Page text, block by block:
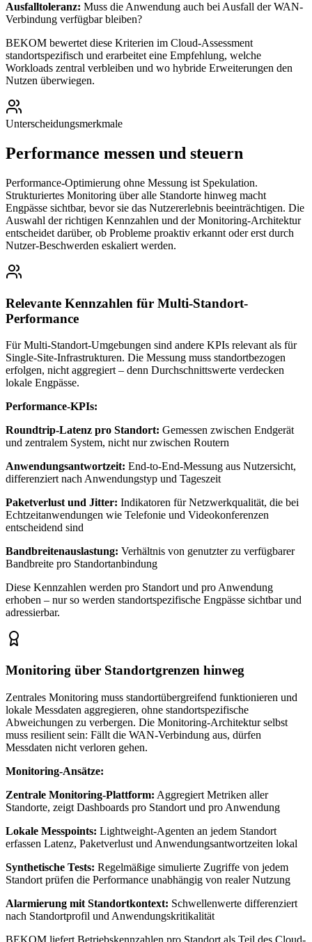
Ausfalltoleranz: Muss die Anwendung auch bei Ausfall der WAN-
Verbindung verfügbar bleiben?
BEKOM bewertet diese Kriterien im Cloud-Assessment
standortspezifisch und erarbeitet eine Empfehlung, welche
Workloads zentral verbleiben und wo hybride Erweiterungen den
Nutzen überwiegen.
Unterscheidungsmerkmale
Performance messen und steuern
Performance-Optimierung ohne Messung ist Spekulation.
Strukturiertes Monitoring über alle Standorte hinweg macht
Engpässe sichtbar, bevor sie das Nutzererlebnis beeinträchtigen. Die
Auswahl der richtigen Kennzahlen und der Monitoring-Architektur
entscheidet darüber, ob Probleme proaktiv erkannt oder erst durch
Nutzer-Beschwerden eskaliert werden.
Relevante Kennzahlen für Multi-Standort-
Performance
Für Multi-Standort-Umgebungen sind andere KPIs relevant als für
Single-Site-Infrastrukturen. Die Messung muss standortbezogen
erfolgen, nicht aggregiert – denn Durchschnittswerte verdecken
lokale Engpässe.
Performance-KPIs:
Roundtrip-Latenz pro Standort: Gemessen zwischen Endgerät
und zentralem System, nicht nur zwischen Routern
Anwendungsantwortzeit: End-to-End-Messung aus Nutzersicht,
differenziert nach Anwendungstyp und Tageszeit
Paketverlust und Jitter: Indikatoren für Netzwerkqualität, die bei
Echtzeitanwendungen wie Telefonie und Videokonferenzen
entscheidend sind
Bandbreitenauslastung: Verhältnis von genutzter zu verfügbarer
Bandbreite pro Standortanbindung
Diese Kennzahlen werden pro Standort und pro Anwendung
erhoben – nur so werden standortspezifische Engpässe sichtbar und
adressierbar.
Monitoring über Standortgrenzen hinweg
Zentrales Monitoring muss standortübergreifend funktionieren und
lokale Messdaten aggregieren, ohne standortspezifische
Abweichungen zu verbergen. Die Monitoring-Architektur selbst
muss resilient sein: Fällt die WAN-Verbindung aus, dürfen
Messdaten nicht verloren gehen.
Monitoring-Ansätze:
Zentrale Monitoring-Plattform: Aggregiert Metriken aller
Standorte, zeigt Dashboards pro Standort und pro Anwendung
Lokale Messpoints: Lightweight-Agenten an jedem Standort
erfassen Latenz, Paketverlust und Anwendungsantwortzeiten lokal
Synthetische Tests: Regelmäßige simulierte Zugriffe von jedem
Standort prüfen die Performance unabhängig von realer Nutzung
Alarmierung mit Standortkontext: Schwellenwerte differenziert
nach Standortprofil und Anwendungskritikalität
BEKOM liefert Betriebskennzahlen pro Standort als Teil des Cloud-